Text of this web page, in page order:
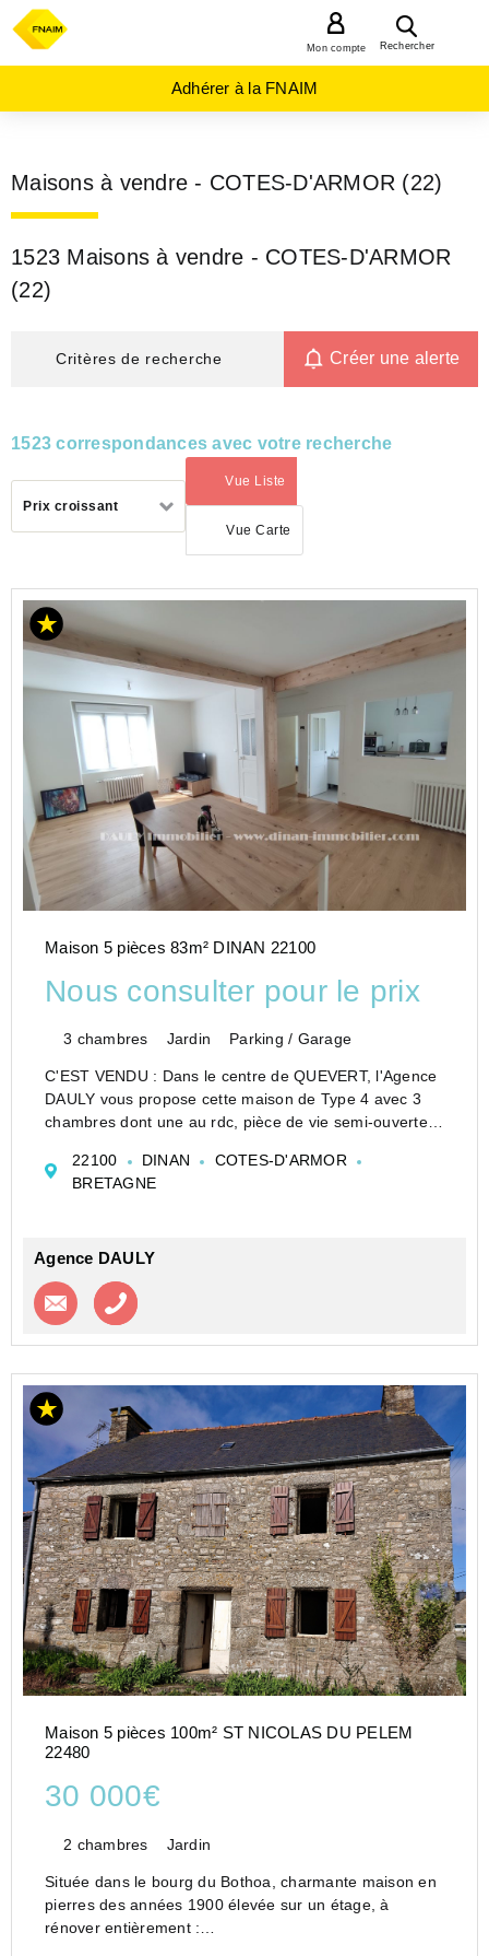
Rechercher
Mon compte
Adhérer à la FNAIM
Maisons à vendre - COTES-D'ARMOR (22)
1523 Maisons à vendre - COTES-D'ARMOR
(22)
Critères de recherche Créer une alerte
1523 correspondances avec votre recherche
Prix croissant
Vue Liste
(activé)
Vue Carte
ACHAT
MAISON
BRETAGNE
COTES-
D'ARMOR
Maison 5 pièces 83m² DINAN 22100
Nous consulter pour le prix
3 chambres Jardin Parking / Garage
C'EST VENDU : Dans le centre de QUEVERT, l'Agence
DAULY vous propose cette maison de Type 4 avec 3
chambres dont une au rdc, pièce de vie semi-ouverte
1er étage et garage. Chauffage par pompe à ch...
22100 DINAN
COTES-D'ARMOR
BRETAGNE
Agence DAULY
Contacter l'agence
Maison 5 pièces 100m² ST NICOLAS DU PELEM
22480
30 000€
2 chambres Jardin
Située dans le bourg du Bothoa, charmante maison en
pierres des années 1900 élevée sur un étage, à
rénover entièrement :